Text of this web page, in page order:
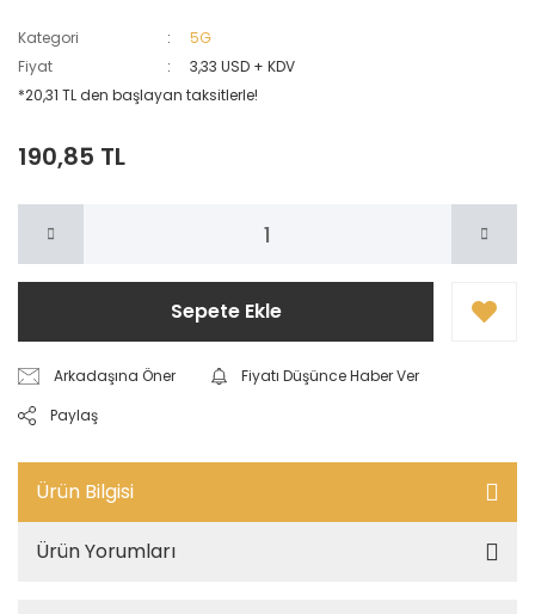
Kategori
5G
Fiyat
3,33 USD + KDV
*20,31 TL den başlayan taksitlerle!
190,85 TL
Sepete Ekle
Arkadaşına Öner
Fiyatı Düşünce Haber Ver
Paylaş
Ürün Bilgisi
Ürün Yorumları